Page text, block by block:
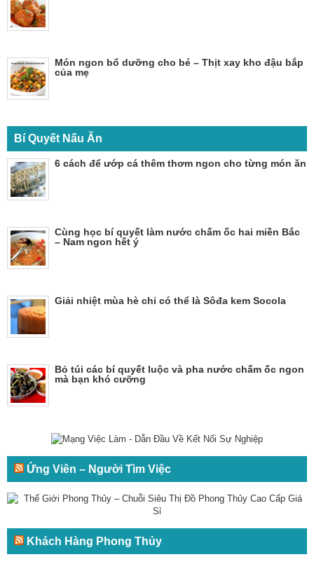
Món ngon bổ dưỡng cho bé – Thịt xay kho đậu bắp
của mẹ
Bí Quyết Nấu Ăn
6 cách để ướp cá thêm thơm ngon cho từng món ăn
Cùng học bí quyết làm nước chấm ốc hai miền Bắc
– Nam ngon hết ý
Giải nhiệt mùa hè chỉ có thể là Sôđa kem Socola
Bỏ túi các bí quyết luộc và pha nước chấm ốc ngon
mà bạn khó cưỡng
Ứng Viên – Người Tìm Việc
Khách Hàng Phong Thủy